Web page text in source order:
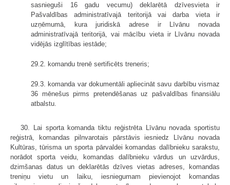
sasnieguši 16 gadu vecumu) deklarētā dzīvesvieta ir
Pašvaldības administratīvajā teritorijā vai darba vieta ir
uzņēmumā, kura juridiskā adrese ir Līvānu novada
administratīvajā teritorijā, vai mācību vieta ir Līvānu novada
vidējās izglītības iestāde;
29.2. komandu trenē sertificēts treneris;
29.3. komanda var dokumentāli apliecināt savu darbību vismaz
36 mēnešus pirms pretendēšanas uz pašvaldības finansiālu
atbalstu.
30. Lai sporta komanda tiktu reģistrēta Līvānu novada sportistu
reģistrā, komandas pilnvarotais pārstāvis iesniedz Līvānu novada
Kultūras, tūrisma un sporta pārvaldei komandas dalībnieku sarakstu,
norādot sporta veidu, komandas dalībnieku vārdus un uzvārdus,
dzimšanas datus un deklarētās dzīves vietas adreses, komandas
treniņu vietu un laiku, iesniegumam pievienojot komandas